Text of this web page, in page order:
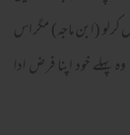
(ابن ماجہ) مگر اس
خود اپنا فرض ادا